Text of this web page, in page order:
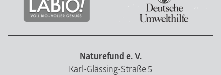
Naturefund e. V.
Karl-Glässing-Straße 5